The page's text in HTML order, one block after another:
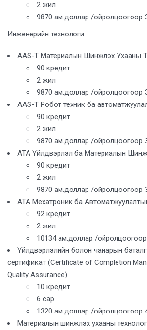
2 жил
9870 ам.доллар /ойролцоогоор
Инженерийн технологи
AAS-T Материалын Шинжлэх Ухааны
90 кредит
2 жил
9870 ам.доллар /ойролцоогоор
AAS-T Робот техник ба
90 кредит
2 жил
9870 ам.доллар /ойролцоогоор
ATA Үйлдвэрлэл ба Материалын
90 кредит
2 жил
9870 ам.доллар /ойролцоогоор
ATA Мехатроник ба
92 кредит
2 жил
10134 ам.доллар /
Үйлдвэрлэлийн болон чанарын
сертификат (Certificate of Completion
Quality Assurance)
10 кредит
6 сар
1320 ам.доллар /ойролцоогоор
Материалын шинжлэх ухааны